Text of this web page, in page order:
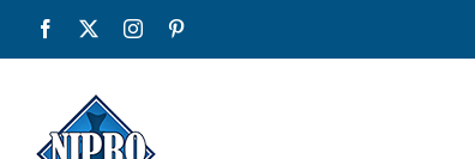
Facebook Instagram